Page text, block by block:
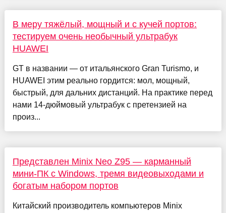
В меру тяжёлый, мощный и с кучей портов:
тестируем очень необычный ультрабук
HUAWEI
GT в названии — от итальянского Gran Turismo, и
HUAWEI этим реально гордится: мол, мощный,
быстрый, для дальних дистанций. На практике перед
нами 14-дюймовый ультрабук с претензией на
произ...
Представлен Minix Neo Z95 — карманный
мини‑ПК с Windows, тремя видеовыходами и
богатым набором портов
Китайский производитель компьютеров Minix